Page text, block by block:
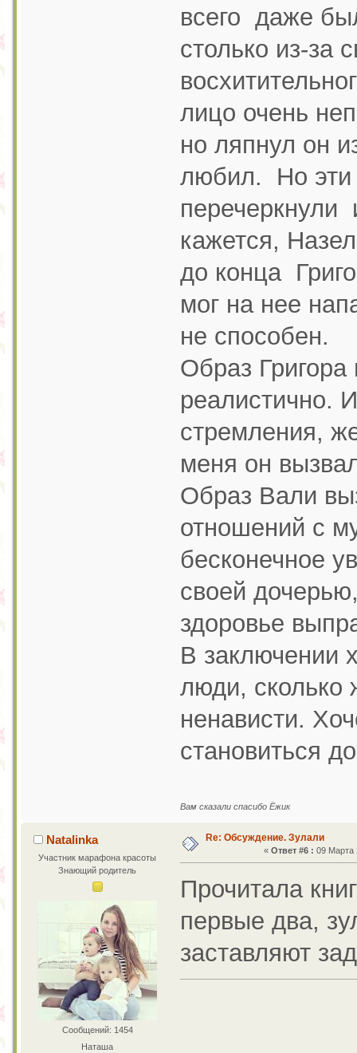
всего даже
столько из-за
лицо очень
но ляпнул он
любил. Но эти
перечеркнули
кажется,
до конца
мог на нее
не способен.
Образ Григора
реалистично.
стремления,
меня он
Образ Вали
отношений с
бесконечное
своей
здоровье
В заключении
люди, сколько
ненависти.
становиться
Вам сказали спасибо Ёжик
Natalinka
Участник марафона красоты
Знающий родитель
Сообщений: 1454
Наташа
Re: Обсуждение. Зулали
« Ответ #6 : 09 Марта
Прочитала
первые два,
заставляют